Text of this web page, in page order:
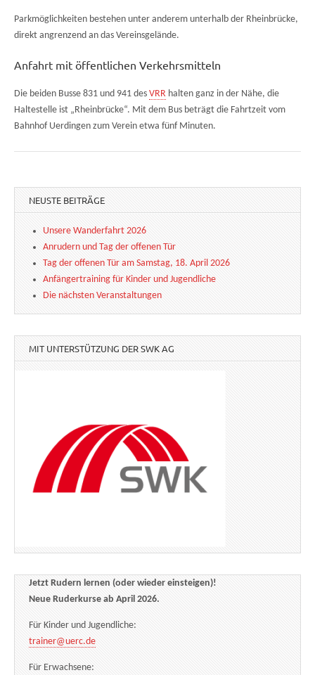
Parkmöglichkeiten bestehen unter anderem unterhalb der Rheinbrücke,
direkt angrenzend an das Vereinsgelände.
Anfahrt mit öffentlichen Verkehrsmitteln
Die beiden Busse 831 und 941 des VRR halten ganz in der Nähe, die
Haltestelle ist „Rheinbrücke“. Mit dem Bus beträgt die Fahrtzeit vom
Bahnhof Uerdingen zum Verein etwa fünf Minuten.
NEUSTE BEITRÄGE
Unsere Wanderfahrt 2026
Anrudern und Tag der offenen Tür
Tag der offenen Tür am Samstag, 18. April 2026
Anfängertraining für Kinder und Jugendliche
Die nächsten Veranstaltungen
MIT UNTERSTÜTZUNG DER SWK AG
Jetzt Rudern lernen (oder wieder einsteigen)!
Neue Ruderkurse ab April 2026.
Für Kinder und Jugendliche:
trainer@uerc.de
Für Erwachsene: